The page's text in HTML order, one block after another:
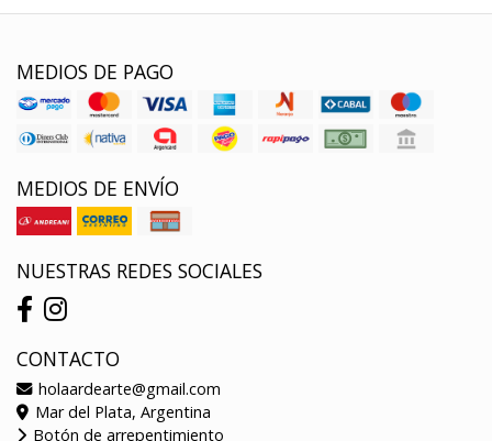
MEDIOS DE PAGO
MEDIOS DE ENVÍO
NUESTRAS REDES SOCIALES
CONTACTO
holaardearte@gmail.com
Mar del Plata, Argentina
Botón de arrepentimiento